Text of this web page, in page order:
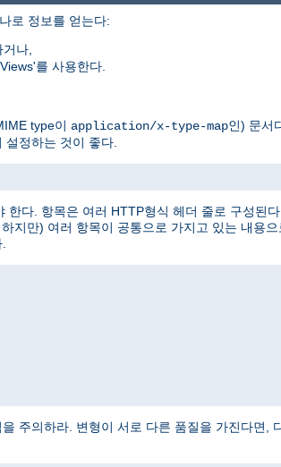
로 정보를 얻는다:
나,
를 사용한다.
type이 application/x-type-map인) 문서
설정하는 것이 좋다.
다. 항목은 여러 HTTP형식 헤더 줄로 구성된
지만) 여러 항목이 공통으로 가지고 있는 내용
주의하라. 변형이 서로 다른 품질을 가진다면,